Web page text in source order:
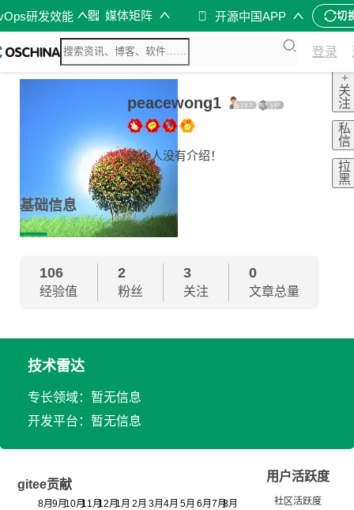
研发效能 媒体矩阵 开源中国APP 切
登录
peacewong1
这个人没有介绍！
+
关
注
私
信
拉
黑
基础信息
106
经验值
2
粉丝
3
关注
0
文章总量
技术雷达
专长领域：暂无信息
开发平台：暂无信息
gitee贡献
用户活跃度